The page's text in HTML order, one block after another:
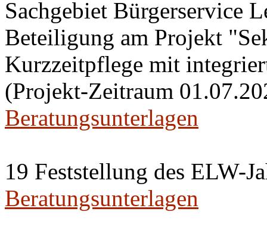
Sachgebiet Bürgerservice
Beteiligung am Projekt
Kurzzeitpflege mit
(Projekt-Zeitraum
Beratungsunterlagen
19 Feststellung des ELW-
Beratungsunterlagen